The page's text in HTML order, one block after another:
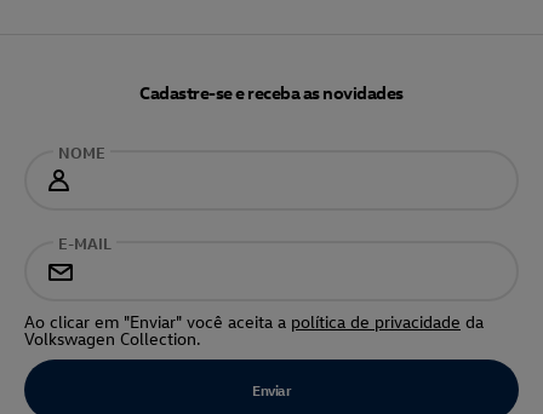
Cadastre-se e receba as novidades
NOME
E-MAIL
Ao clicar em "Enviar" você aceita a política de privacidade da
Volkswagen Collection.